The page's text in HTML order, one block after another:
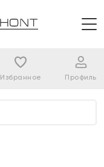
Избранное Профиль